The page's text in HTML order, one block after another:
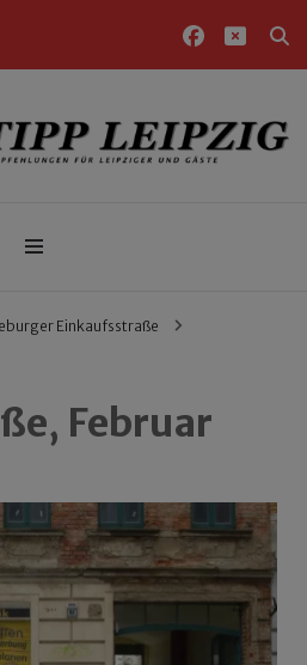
für Leipziger und Gäste
Einkaufsstraße
Februar